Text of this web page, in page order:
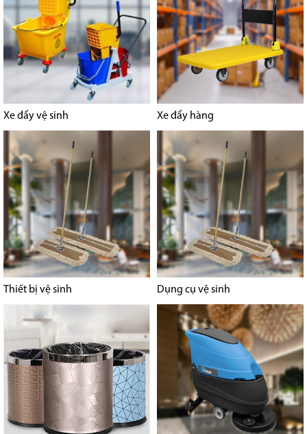
Xe đẩy vệ sinh Xe đẩy hàng
Thiết bị vệ sinh Dụng cụ vệ sinh